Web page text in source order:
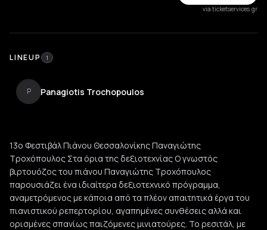
via ticketservices.gr
LINEUP 1
P Panagiotis Trochopoulos
13ο Φεστιβάλ Πιάνου Θεσσαλονίκης Παναγιώτης
Τροχόπουλος Στα όρια της δεξιοτεχνίας Ο γνωστός
βιρτουόζος του πιάνου Παναγιώτης Τροχόπουλος
παρουσιάζει ένα ιδιαίτερα δεξιοτεχνικό πρόγραμμα,
αναμετρόμενος με κάποια από τα πλέον απαιτητικά έργα του
πιανιστικού ρεπερτορίου, αγαπημένες συνθέσεις αλλά και
ορισμένες σπανίως παιζόμενες μινιατούρες. Το ρεσιτάλ, με